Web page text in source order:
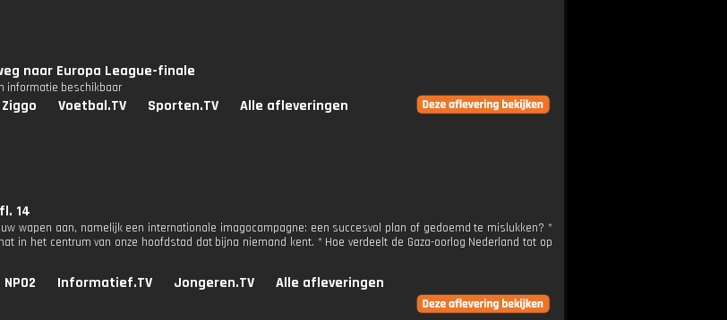
naar Europa League-finale
informatie beschikbaar
Ziggo Voetbal.TV Sporten.TV Alle afleveringen
14
wapen aan, namelijk een internationale imagocampagne: een succesvol plan of gedoemd te mislukken? *
in het centrum van onze hoofdstad dat bijna niemand kent. * Hoe verdeelt de Gaza-oorlog Nederland tot op
NPO2 Informatief.TV Jongeren.TV Alle afleveringen